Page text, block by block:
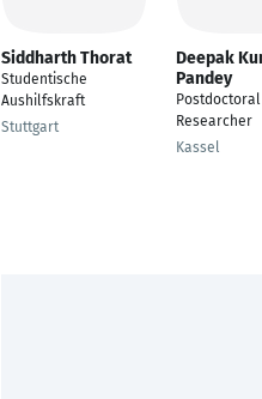
Siddharth Thorat
Studentische
Aushilfskraft
Stuttgart
Deepak
Pandey
Postdoctoral
Researcher
Kassel